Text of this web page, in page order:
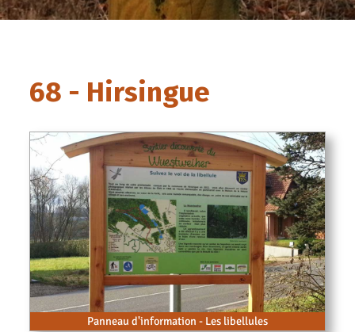
68 - Hirsingue
Panneau d'information - Les libellules